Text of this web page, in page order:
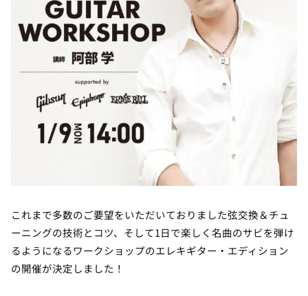
これまで多数のご要望をいただいておりました弦交換＆チュ
ーニングの技術とコツ、そして1日で楽しく名曲のサビを弾け
るようになるワークショップのエレキギター・エディション
の開催が決定しました！